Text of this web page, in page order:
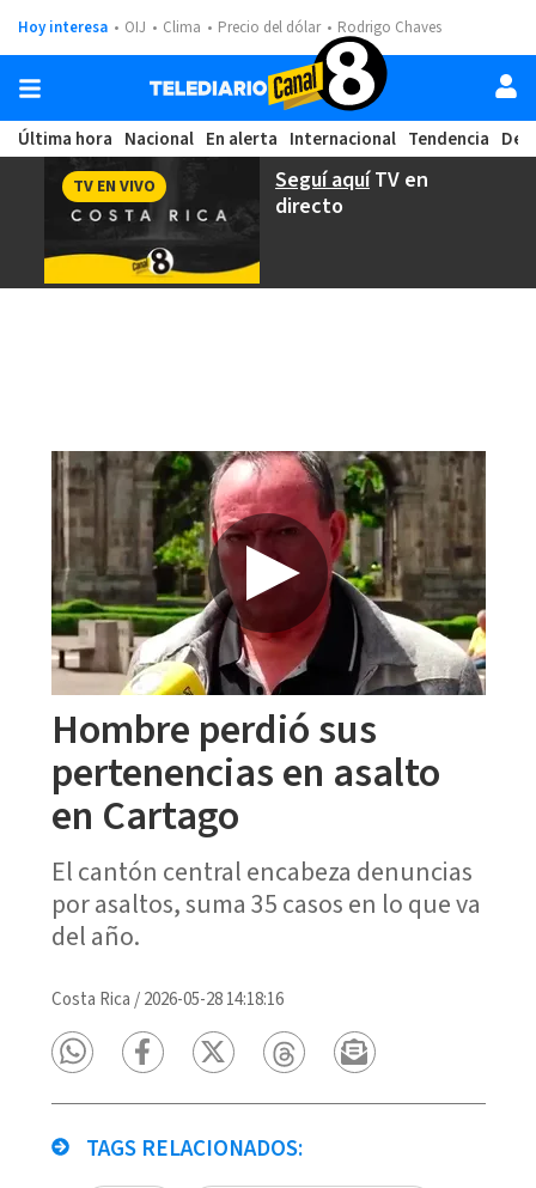
Hoy interesa OIJ Clima Precio del dólar Rodrigo Chaves
Última hora Nacional En alerta Internacional Tendencia
Seguí aquíTV en
directo
TV EN VIVO
Hombre perdió sus
pertenencias en asalto
en Cartago
El cantón central encabeza denuncias
por asaltos, suma 35 casos en lo que va
del año.
Costa Rica /2026-05-28 14:18:16
TAGS RELACIONADOS: